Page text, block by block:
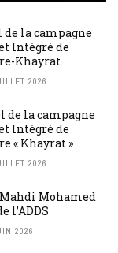
la campagne
Intégré de
Khayrat
2026
la campagne
Intégré de
« Khayrat »
2026
Mahdi Mohamed
l’ADDS
2026